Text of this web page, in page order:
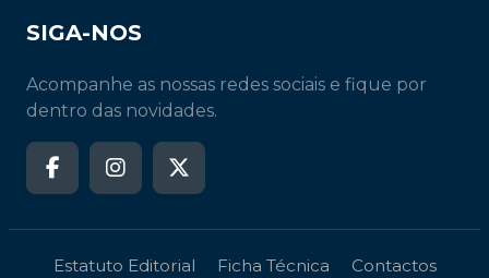
SIGA-NOS
Acompanhe as nossas redes sociais e fique por
dentro das novidades.
Estatuto Editorial Ficha Técnica Contactos